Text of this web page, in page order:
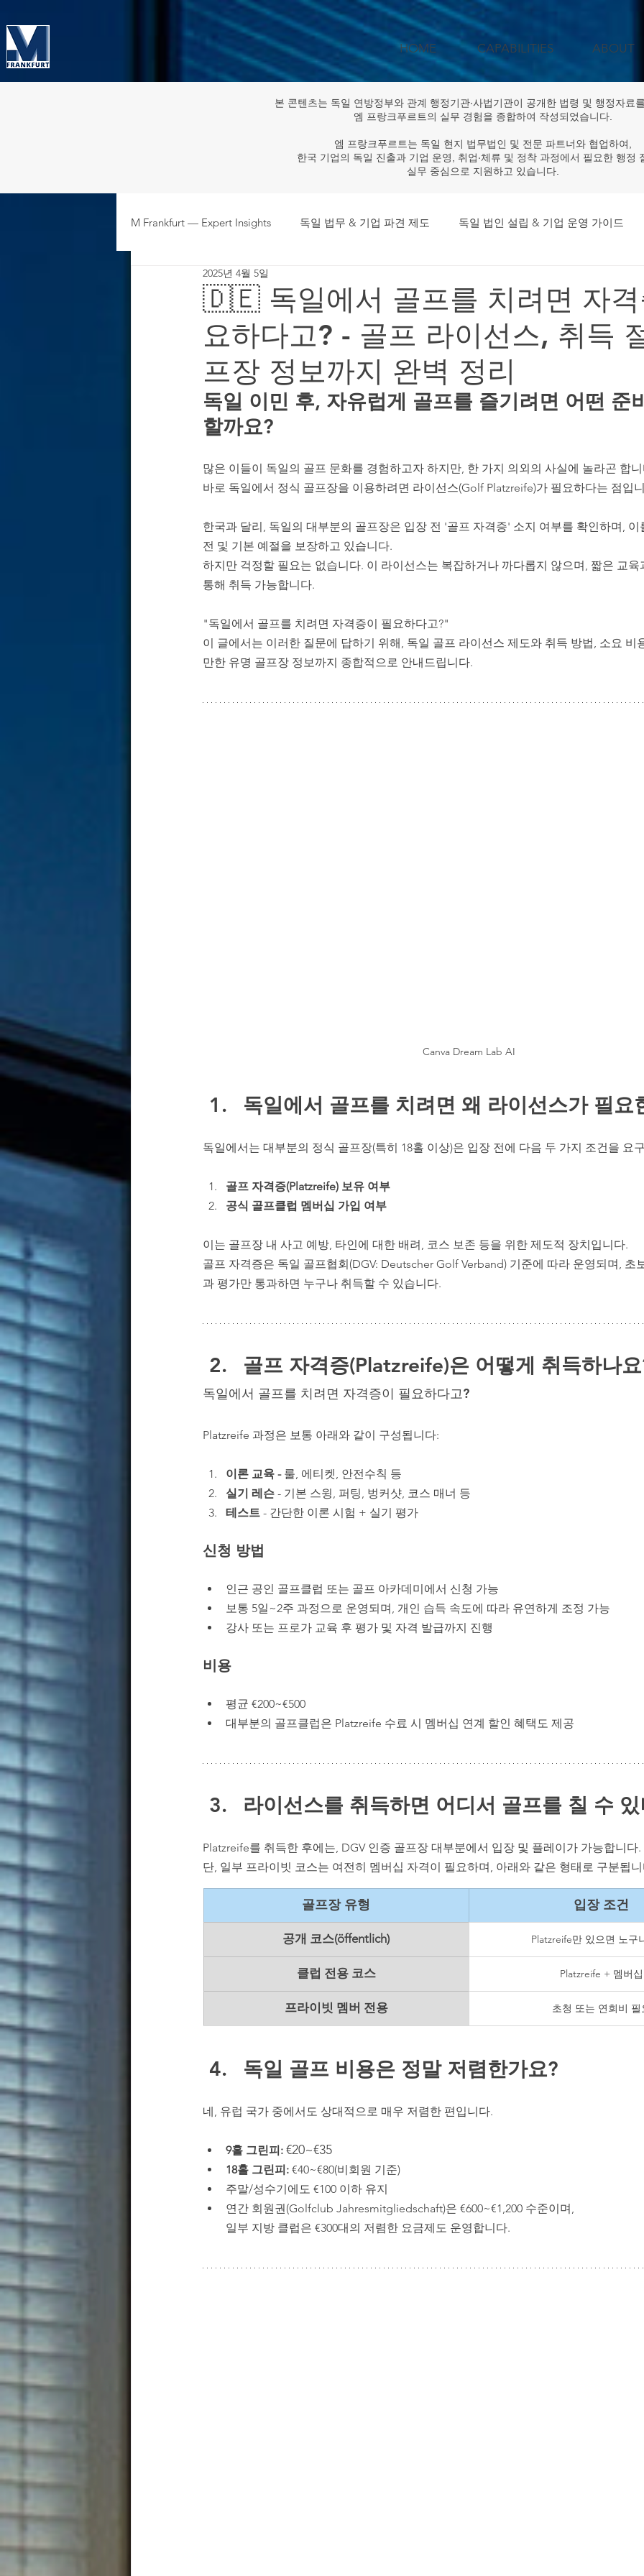
HOME CAPABILITIES ABOUT
본 콘텐츠는 독일 연방정부와 관계 행정기관·사법기관이 공개한 법령 및 행정자료
엠 프랑크푸르트의 실무 경험을 종합하여 작성되었습니다.
엠 프랑크푸르트는 독일 현지 법무법인 및 전문 파트너와 협업하여,
한국 기업의 독일 진출과 기업 운영, 취업·체류 및 정착 과정에서 필요한 행정
실무 중심으로 지원하고 있습니다.
M Frankfurt — Expert Insights 독일 법무 & 기업 파견 제도 독일 법인 설립 & 기업 운영 가이드
주재원·파견인 HR & 노동 규정
독일 경제·산업 & 기업 환경 분석 독일 정착 행정 & 주재원 가족 지원 주재원 자녀 교육 &
독일 기업용 부동산 & 오피스 전략
🇩🇪 독일에서 골프를 치려면 자격
요하다고? - 골프 라이선스, 취득
프장 정보까지 완벽 정리
2025년 4월 5일
독일 이민 후, 자유럽게 골프를 즐기려면 어떤 준
할까요?
많은 이들이 독일의 골프 문화를 경험하고자 하지만, 한 가지 의외의 사실에 놀라곤 합
바로 독일에서 정식 골프장을 이용하려면 라이선스(Golf Platzreife)가 필요하다는 점입
한국과 달리, 독일의 대부분의 골프장은 입장 전 '골프 자격증' 소지 여부를 확인하며, 이
전 및 기본 예절을 보장하고 있습니다.
하지만 걱정할 필요는 없습니다. 이 라이선스는 복잡하거나 까다롭지 않으며, 짧은 교
통해 취득 가능합니다.
"독일에서 골프를 치려면 자격증이 필요하다고?"
이 글에서는 이러한 질문에 답하기 위해, 독일 골프 라이선스 제도와 취득 방법, 소요 비
만한 유명 골프장 정보까지 종합적으로 안내드립니다.
Canva Dream Lab AI
독일에서 골프를 치려면 왜 라이선스가 필요
독일에서는 대부분의 정식 골프장(특히 18홀 이상)은 입장 전에 다음 두 가지 조건을 요
골프 자격증(Platzreife) 보유 여부
공식 골프클럽 멤버십 가입 여부
이는 골프장 내 사고 예방, 타인에 대한 배려, 코스 보존 등을 위한 제도적 장치입니다.
골프 자격증은 독일 골프협회(DGV: Deutscher Golf Verband) 기준에 따라 운영되며, 초
과 평가만 통과하면 누구나 취득할 수 있습니다.
골프 자격증(Platzreife)은 어떻게 취득하나
독일에서 골프를 치려면 자격증이 필요하다고?
Platzreife 과정은 보통 아래와 같이 구성됩니다:
이론 교육 - 룰, 에티켓, 안전수칙 등
실기 레슨 - 기본 스윙, 퍼팅, 벙커샷, 코스 매너 등
테스트 - 간단한 이론 시험 + 실기 평가
신청 방법
인근 공인 골프클럽 또는 골프 아카데미에서 신청 가능
보통 5일~2주 과정으로 운영되며, 개인 습득 속도에 따라 유연하게 조정 가능
강사 또는 프로가 교육 후 평가 및 자격 발급까지 진행
비용
평균 €200~€500
대부분의 골프클럽은 Platzreife 수료 시 멤버십 연계 할인 혜택도 제공
라이선스를 취득하면 어디서 골프를 칠 수
Platzreife를 취득한 후에는, DGV 인증 골프장 대부분에서 입장 및 플레이가 가능합니다.
단, 일부 프라이빗 코스는 여전히 멤버십 자격이 필요하며, 아래와 같은 형태로 구분됩
골프장 유형 입장 조건
공개 코스(öffentlich) Platzreife만 있으면 노구
클럽 전용 코스 Platzreife + 멤버십
프라이빗 멤버 전용 초청 또는 연회비 필
독일 골프 비용은 정말 저렴한가요?
네, 유럽 국가 중에서도 상대적으로 매우 저렴한 편입니다.
9홀 그린피: €20~€35
18홀 그린피: €40~€80(비회원 기준)
주말/성수기에도 €100 이하 유지
연간 회원권(Golfclub Jahresmitgliedschaft)은 €600~€1,200 수준이며,
        일부 지방 클럽은 €300대의 저렴한 요금제도 운영합니다.